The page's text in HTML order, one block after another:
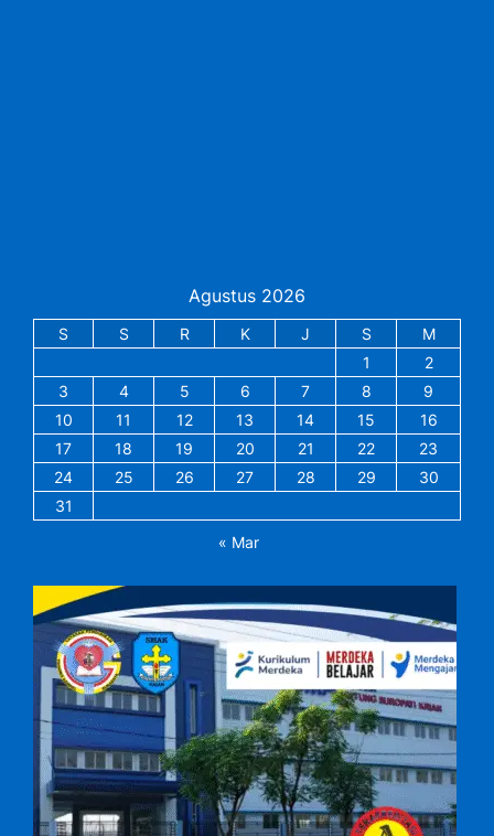
Agustus 2026
S S R K J S
M
1
2
3
4 5 6 7 8
9
10
11 12 13 14 15
16
17
18 19 20 21 22
23
24
25 26 27 28 29
30
31
« Mar